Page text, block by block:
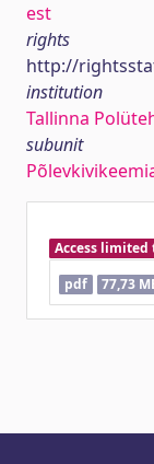
est
rights
http://
institution
Tallinna
subunit
Access limited
pdf
77,73